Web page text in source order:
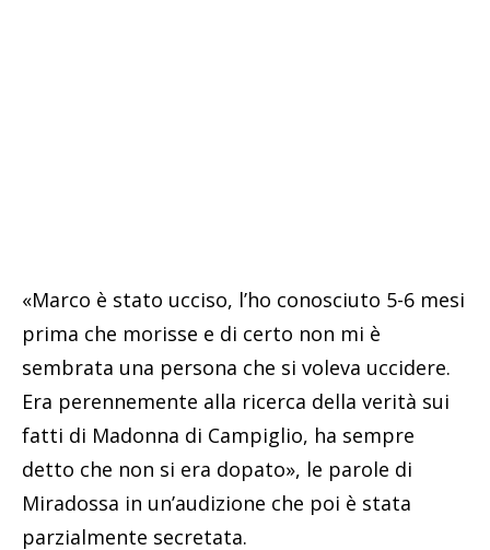
«Marco è stato ucciso, l’ho conosciuto 5-6 mesi
prima che morisse e di certo non mi è
sembrata una persona che si voleva uccidere.
Era perennemente alla ricerca della verità sui
fatti di Madonna di Campiglio, ha sempre
detto che non si era dopato», le parole di
Miradossa in un’audizione che poi è stata
parzialmente secretata.